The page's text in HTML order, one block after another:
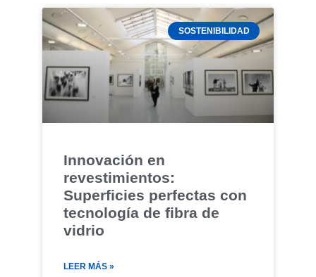
SOSTENIBILIDAD
Innovación en
revestimientos:
Superficies perfectas con
tecnología de fibra de
vidrio
LEER MÁS »